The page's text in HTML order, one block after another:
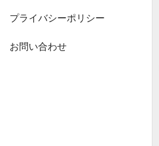
プライバシーポリシー
お問い合わせ